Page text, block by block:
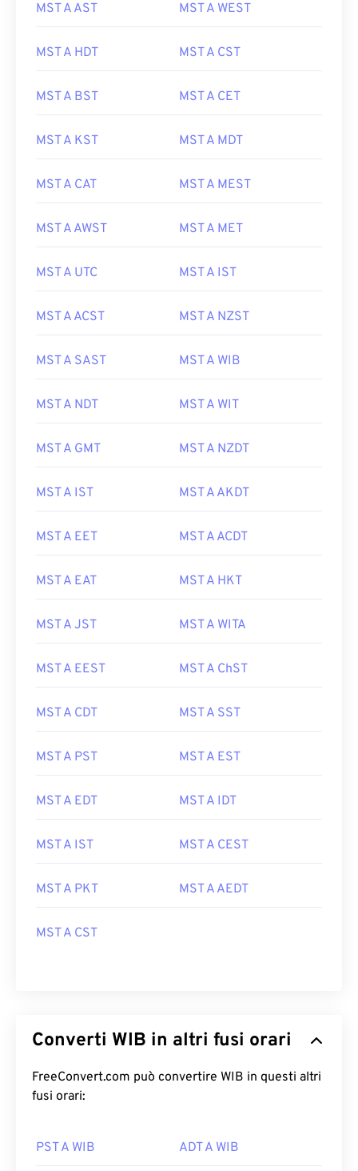
MST A AST MST A WEST
MST A HDT MST A CST
MST A BST MST A CET
MST A KST MST A MDT
MST A CAT MST A MEST
MST A AWST MST A MET
MST A UTC MST A IST
MST A ACST MST A NZST
MST A SAST MST A WIB
MST A NDT MST A WIT
MST A GMT MST A NZDT
MST A IST MST A AKDT
MST A EET MST A ACDT
MST A EAT MST A HKT
MST A JST MST A WITA
MST A EEST MST A ChST
MST A CDT MST A SST
MST A PST MST A EST
MST A EDT MST A IDT
MST A IST MST A CEST
MST A PKT MST A AEDT
MST A CST
Converti WIB in altri fusi orari
FreeConvert.com può convertire WIB in questi altri
fusi orari:
PST A WIB ADT A WIB